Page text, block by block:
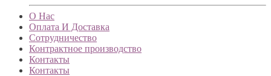
О Нас
Оплата И Доставка
Сотрудничество
Контрактное производство
Контакты
Контакты